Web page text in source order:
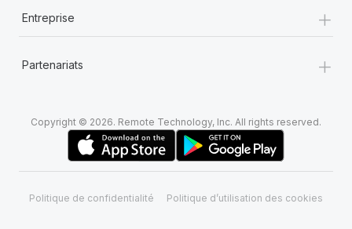
Entreprise +
Partenariats +
Copyright © 2026. Remote Technology, Inc. All rights reserved.
Politique de confidentialité Politique d’utilisation des cookies